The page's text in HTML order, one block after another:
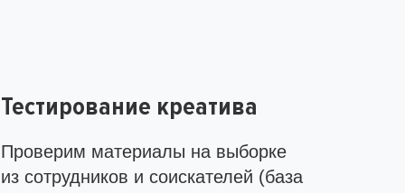
Тестирование креатива
Проверим материалы на выборке
из сотрудников и соискателей (база